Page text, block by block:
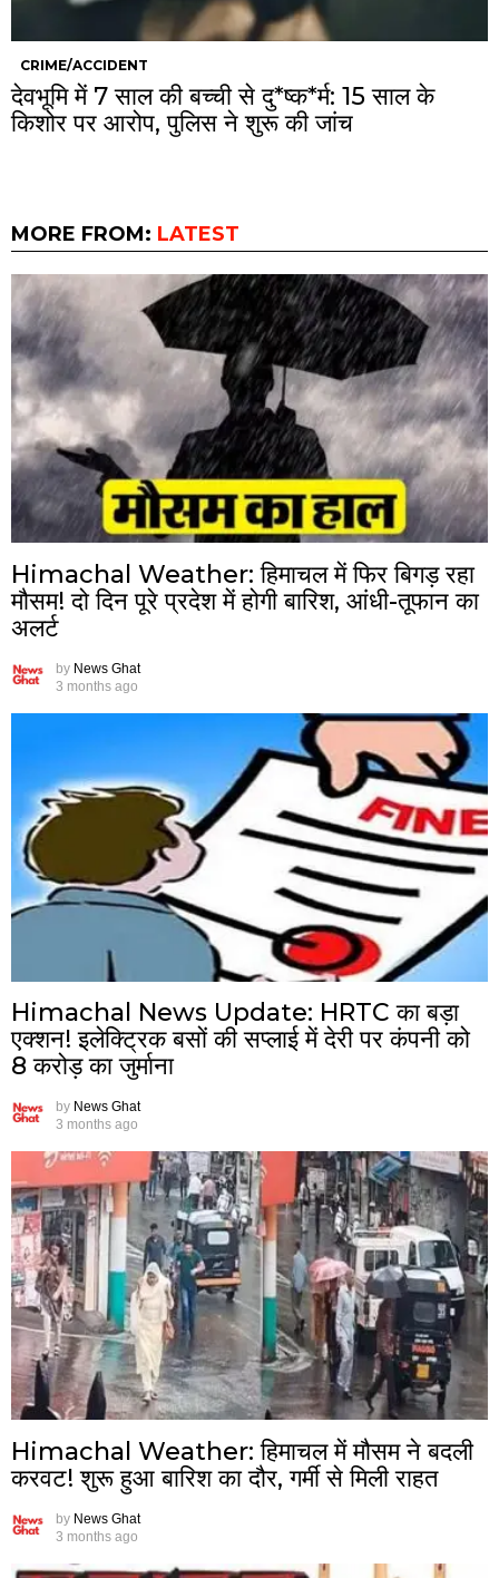
CRIME/ACCIDENT
देवभूमि में 7 साल की बच्ची से दु*ष्क*र्म: 15 साल के
किशोर पर आरोप, पुलिस ने शुरू की जांच
MORE FROM: LATEST
Himachal Weather: हिमाचल में फिर बिगड़ रहा
मौसम! दो दिन पूरे प्रदेश में होगी बारिश, आंधी-तूफान का
अलर्ट
by News Ghat
3 months ago
Himachal News Update: HRTC का बड़ा
एक्शन! इलेक्ट्रिक बसों की सप्लाई में देरी पर कंपनी को
8 करोड़ का जुर्माना
by News Ghat
3 months ago
Himachal Weather: हिमाचल में मौसम ने बदली
करवट! शुरू हुआ बारिश का दौर, गर्मी से मिली राहत
by News Ghat
3 months ago